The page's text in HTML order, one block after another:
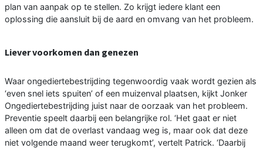
plan van aanpak op te stellen. Zo krijgt iedere klant een
oplossing die aansluit bij de aard en omvang van het probleem.
Liever voorkomen dan genezen
Waar ongediertebestrijding tegenwoordig vaak wordt gezien als
‘even snel iets spuiten’ of een muizenval plaatsen, kijkt Jonker
Ongediertebestrijding juist naar de oorzaak van het probleem.
Preventie speelt daarbij een belangrijke rol. ‘Het gaat er niet
alleen om dat de overlast vandaag weg is, maar ook dat deze
niet volgende maand weer terugkomt’, vertelt Patrick. ‘Daarbij